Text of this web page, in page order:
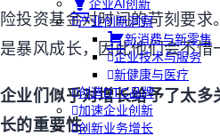
企业AI创新
产业创新洞察
新消费与新零售
企业技术与服务
新健康与医疗
创造DTC品牌
加速企业创新
创新业务增长
险投资基金对时间的苛刻要
是暴风成长，因此他们会不惜
企业们似乎对增长给予了太多
长的重要性。